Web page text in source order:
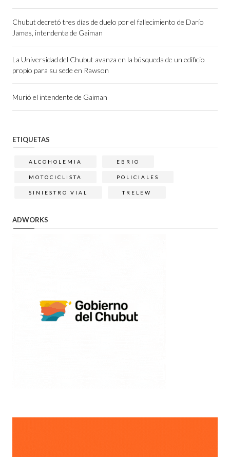
Chubut decretó tres días de duelo por el fallecimiento de Darío
James, intendente de Gaiman
La Universidad del Chubut avanza en la búsqueda de un edificio
propio para su sede en Rawson
Murió el intendente de Gaiman
ETIQUETAS
ALCOHOLEMIA EBRIO
MOTOCICLISTA POLICIALES
SINIESTRO VIAL TRELEW
ADWORKS